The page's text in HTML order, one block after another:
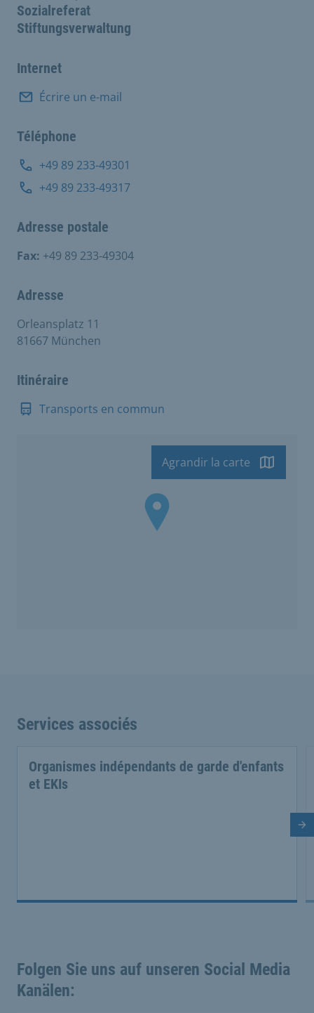
Sozialreferat
Stiftungsverwaltung
Internet
Écrire un e-mail
Téléphone
+49 89 233-49301
+49 89 233-49317
Adresse postale
Fax: +49 89 233-49304
Adresse
Orleansplatz 11
81667 München
Itinéraire
Transports en commun
Agrandir la carte
Services associés
Organismes indépendants de garde d'enfants
et EKIs
Folgen Sie uns auf unseren Social Media
Kanälen: